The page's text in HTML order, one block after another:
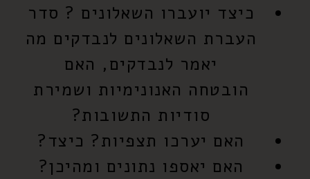
כיצד יועברו השאלונים ? סדר
העברת השאלונים לנבדקים מה
יאמר לנבדקים, האם
הובטחה האנונימיות ושמירת
סודיות התשובות?
האם יערכו תצפיות? כיצד?
האם יאספו נתונים ומהיכן?